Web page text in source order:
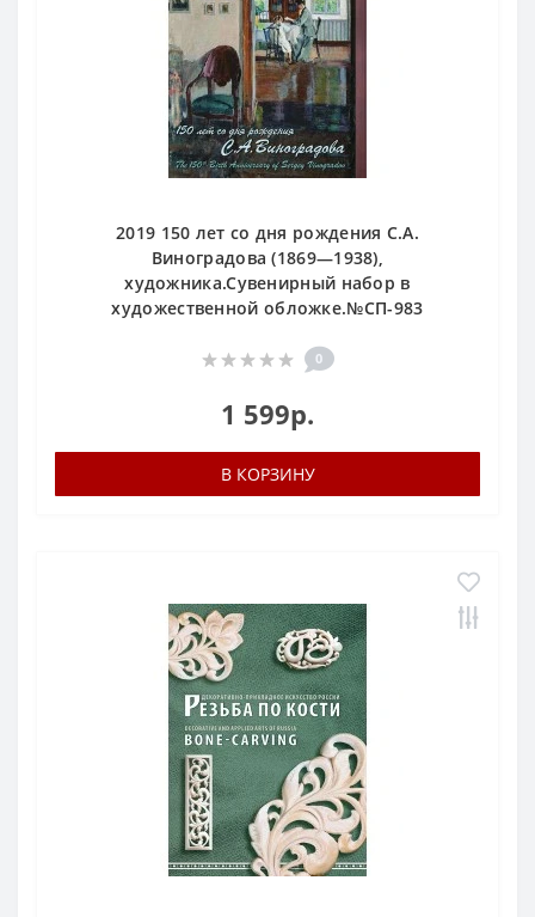
2019 150 лет со дня рождения С.А.
Виноградова (1869—1938),
художника.Сувенирный набор в
художественной обложке.№СП-983
0
1 599р.
В КОРЗИНУ